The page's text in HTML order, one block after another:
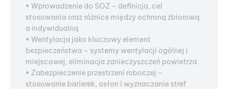
• Wprowadzenie do SOZ – definicja, cel
stosowania oraz różnice między ochroną zbiorową
a indywidualną
• Wentylacja jako kluczowy element
bezpieczeństwa – systemy wentylacji ogólnej i
miejscowej, eliminacja zanieczyszczeń powietrza
• Zabezpieczenie przestrzeni roboczej –
stosowanie barierek, osłon i wyznaczanie stref